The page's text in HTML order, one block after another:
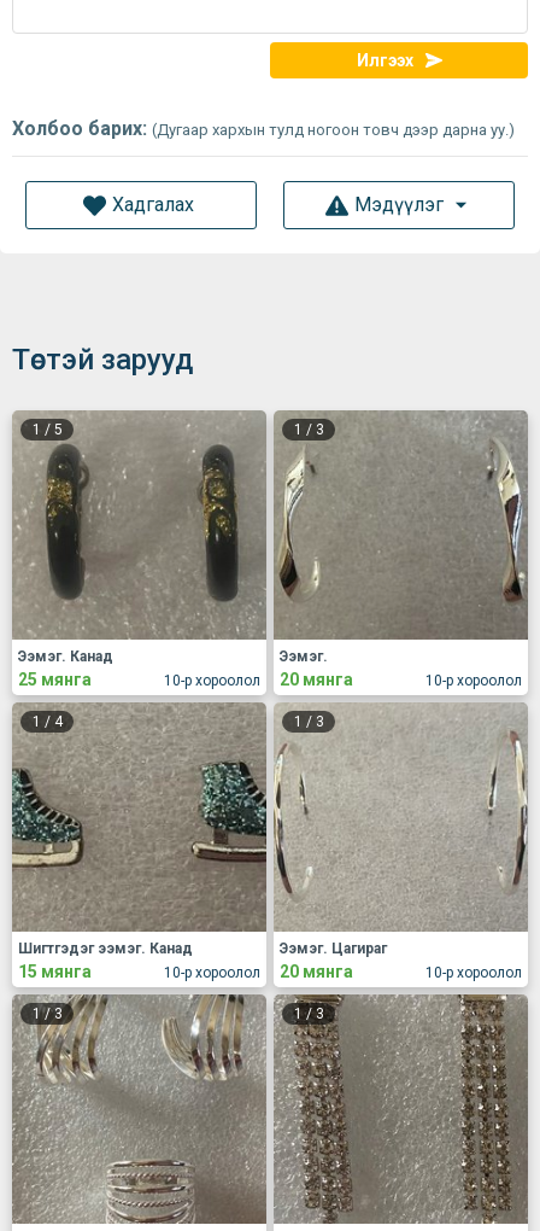
Илгээх
Холбоо барих: (Дугаар хархын тулд ногоон товч дээр дарна уу.)
Хадгалах Мэдүүлэг
Төстэй зарууд
1 / 5
10-р хороолол
Ээмэг. Канад
25 мянга
1 / 3
10-р хороолол
Ээмэг.
20 мянга
1 / 4
10-р хороолол
Шигтгэдэг ээмэг. Канад
15 мянга
1 / 3
10-р хороолол
Ээмэг. Цагираг
20 мянга
1/3 1/3